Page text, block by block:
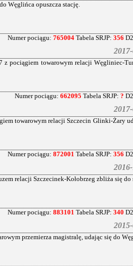
Węglińca opuszcza stację.
Numer pociągu: 765004 Tabela SRJP: 356
z pociągiem towarowym relacji Węgliniec-
Numer pociągu: 662095 Tabela SRJP: ?
towarowym relacji Szczecin Glinki-Żary
Numer pociągu: 872001 Tabela SRJP: 356
relacji Szczecinek-Kołobrzeg zbliża się do
Numer pociągu: 883101 Tabela SRJP: 340
przemierza magistralę, udając się do